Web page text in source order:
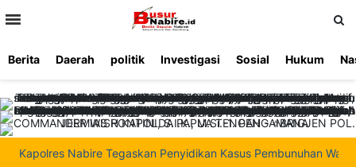
Berita Daerah politik Investigasi Sosial Hukum
Nabire Tegaskan Penyidikan Kasus Pembunuhan Waroki